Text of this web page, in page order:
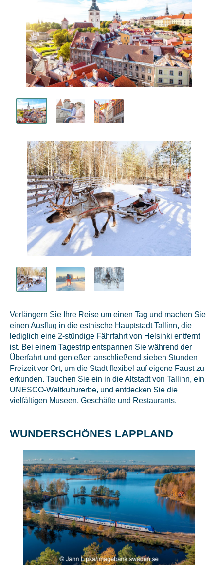
Verlängern Sie Ihre Reise um einen Tag und machen Sie
einen Ausflug in die estnische Hauptstadt Tallinn, die
lediglich eine 2-stündige Fährfahrt von Helsinki entfernt
ist. Bei einem Tagestrip entspannen Sie während der
Überfahrt und genießen anschließend sieben Stunden
Freizeit vor Ort, um die Stadt flexibel auf eigene Faust zu
erkunden. Tauchen Sie ein in die Altstadt von Tallinn, ein
UNESCO-Weltkulturerbe, und entdecken Sie die
vielfältigen Museen, Geschäfte und Restaurants.
WUNDERSCHÖNES LAPPLAND